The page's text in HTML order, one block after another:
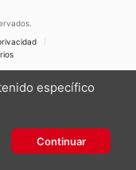
específico
Continuar